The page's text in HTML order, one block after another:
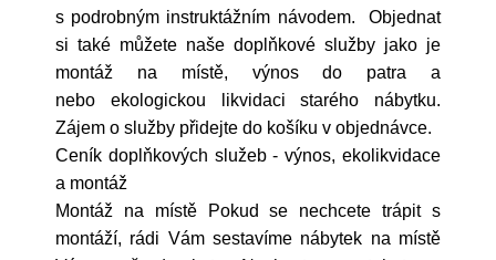
s podrobným instruktážním návodem. Objednat
si také můžete naše doplňkové služby jako je
montáž na místě, výnos do patra a
nebo ekologickou likvidaci starého nábytku.
Zájem o služby přidejte do košíku v objednávce.
Ceník doplňkových služeb - výnos, ekolikvidace
a montáž
Montáž na místě Pokud se nechcete trápit s
montáží, rádi Vám sestavíme nábytek na místě